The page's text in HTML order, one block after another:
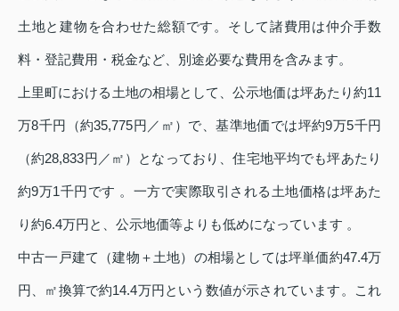
土地と建物を合わせた総額です。そして諸費用は仲介手数
料・登記費用・税金など、別途必要な費用を含みます。
上里町における土地の相場として、公示地価は坪あたり約11
万8千円（約35,775円／㎡）で、基準地価では坪約9万5千円
（約28,833円／㎡）となっており、住宅地平均でも坪あたり
約9万1千円です 。一方で実際取引される土地価格は坪あた
り約6.4万円と、公示地価等よりも低めになっています 。
中古一戸建て（建物＋土地）の相場としては坪単価約47.4万
円、㎡換算で約14.4万円という数値が示されています。これ